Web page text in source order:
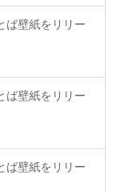
ば壁紙をリリー
ば壁紙をリリー
ば壁紙をリリー